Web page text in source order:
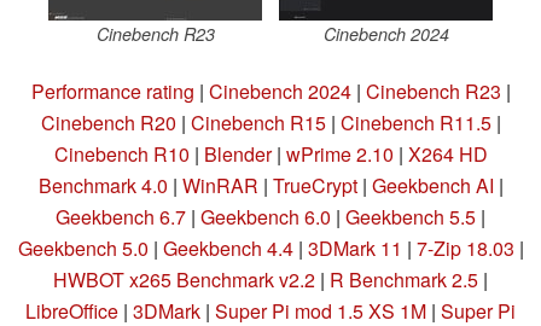
Cinebench R23 Cinebench 2024
Performance rating | Cinebench 2024| Cinebench R23 |
Cinebench R20 | Cinebench R15| Cinebench R11.5|
Cinebench R10 | Blender| wPrime 2.10 | X264 HD
Benchmark 4.0 | WinRAR | TrueCrypt| Geekbench AI |
Geekbench 6.7 | Geekbench 6.0 | Geekbench 5.5 |
Geekbench 5.0 | Geekbench 4.4| 3DMark 11 | 7-Zip 18.03 |
HWBOT x265 Benchmark v2.2 | R Benchmark 2.5 |
LibreOffice | 3DMark | Super Pi mod 1.5 XS 1M | Super Pi